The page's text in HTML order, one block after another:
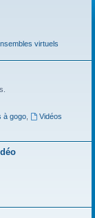
virtuels
à gogo,
Vidéos